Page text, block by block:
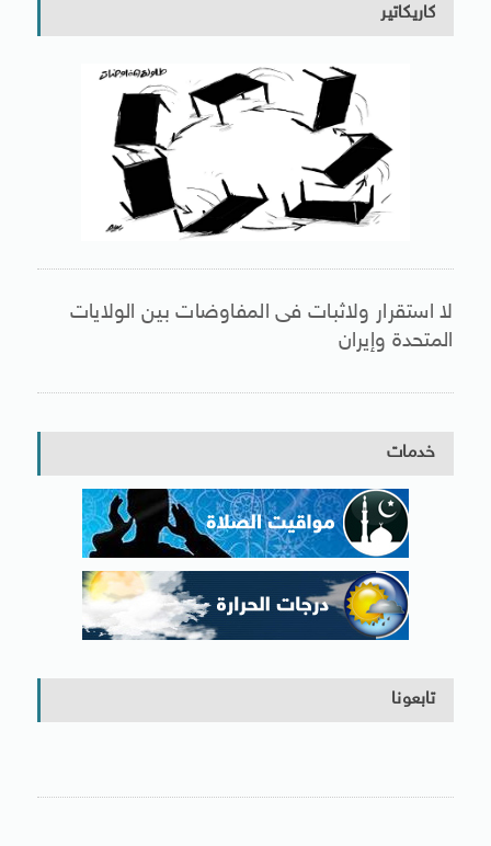
كاريكاتير
لا استقرار ولاثبات فى المفاوضات بين الولايات
المتحدة وإيران
خدمات
تابعونا